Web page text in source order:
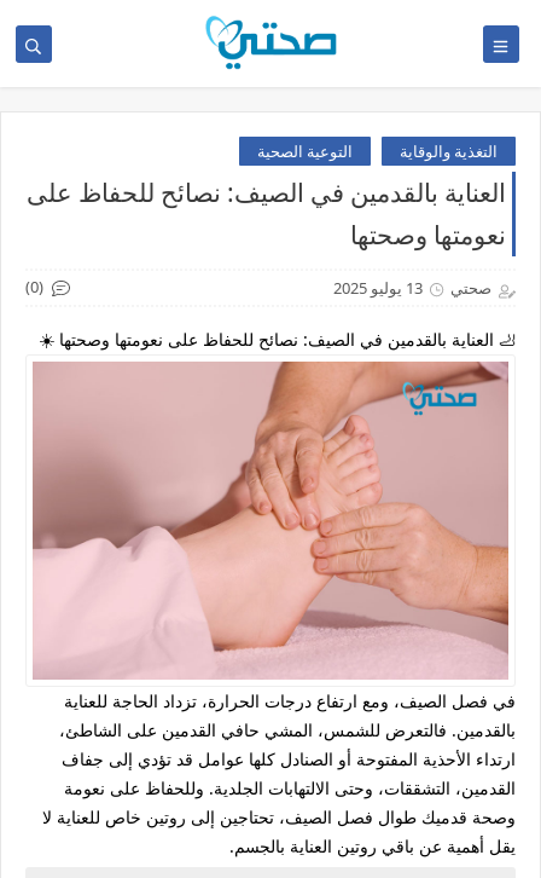
التغذية والوقاية التوعية الصحية
العناية بالقدمين في الصيف: نصائح للحفاظ على
نعومتها وصحتها
صحتي 13 يوليو 2025 (0)
🦶 العناية بالقدمين في الصيف: نصائح للحفاظ على نعومتها وصحتها ☀️
في فصل الصيف، ومع ارتفاع درجات الحرارة، تزداد الحاجة للعناية
بالقدمين. فالتعرض للشمس، المشي حافي القدمين على الشاطئ،
ارتداء الأحذية المفتوحة أو الصنادل كلها عوامل قد تؤدي إلى جفاف
القدمين، التشققات، وحتى الالتهابات الجلدية. وللحفاظ على نعومة
وصحة قدميك طوال فصل الصيف، تحتاجين إلى روتين خاص للعناية لا
يقل أهمية عن باقي روتين العناية بالجسم.